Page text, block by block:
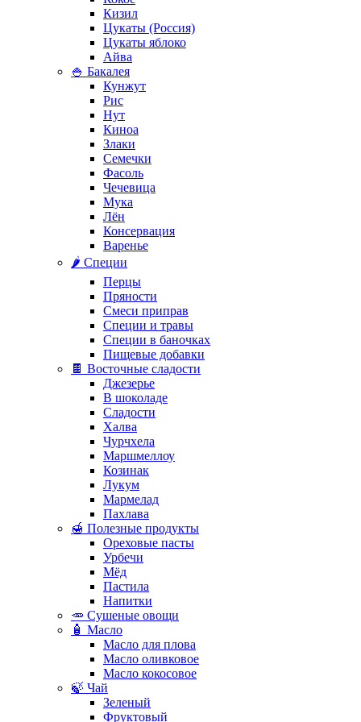
Кизил
Цукаты (Россия)
Цукаты яблоко
Айва
🍚 Бакалея
Кунжут
Рис
Нут
Киноа
Злаки
Семечки
Фасоль
Чечевица
Мука
Лён
Консервация
Варенье
🌶️ Специи
Перцы
Пряности
Смеси приправ
Специи и травы
Специи в баночках
Пищевые добавки
🍫 Восточные сладости
Джезерье
В шоколаде
Сладости
Халва
Чурчхела
Маршмеллоу
Козинак
Лукум
Мармелад
Пахлава
🍯 Полезные продукты
Ореховые пасты
Урбечи
Мёд
Пастила
Напитки
🥕 Сушеные овощи
🧴 Масло
Масло для плова
Масло оливковое
Масло кокосовое
🍃 Чай
Зеленый
Фруктовый